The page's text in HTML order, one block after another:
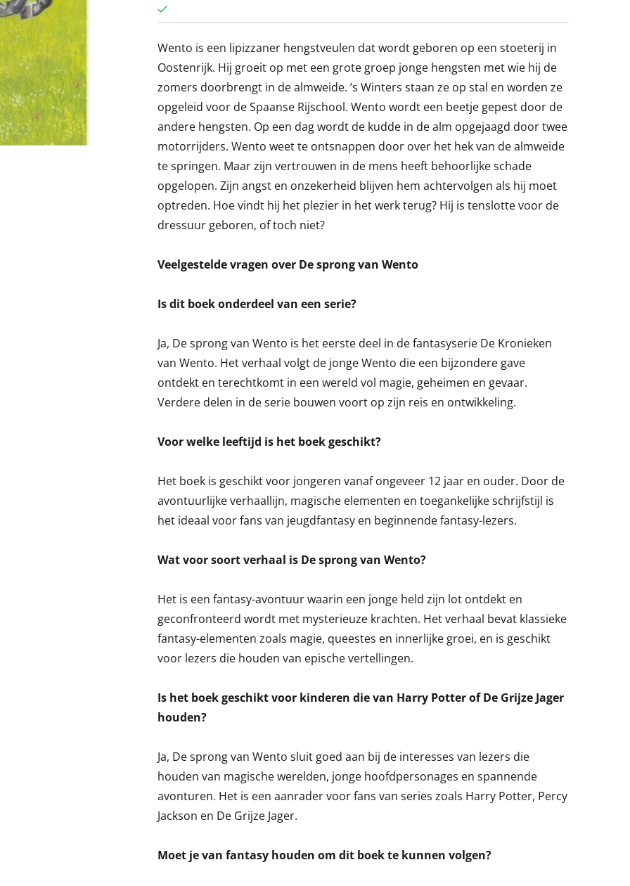
Wento is een lipizzaner hengstveulen dat wordt geboren op een stoeterij in
Oostenrijk. Hij groeit op met een grote groep jonge hengsten met wie hij de
zomers doorbrengt in de almweide. ’s Winters staan ze op stal en worden ze
opgeleid voor de Spaanse Rijschool. Wento wordt een beetje gepest door de
andere hengsten. Op een dag wordt de kudde in de alm opgejaagd door twee
motorrijders. Wento weet te ontsnappen door over het hek van de almweide
te springen. Maar zijn vertrouwen in de mens heeft behoorlijke schade
opgelopen. Zijn angst en onzekerheid blijven hem achtervolgen als hij moet
optreden. Hoe vindt hij het plezier in het werk terug? Hij is tenslotte voor de
dressuur geboren, of toch niet?
Veelgestelde vragen over De sprong van Wento
Is dit boek onderdeel van een serie?
Ja, De sprong van Wento is het eerste deel in de fantasyserie De Kronieken
van Wento. Het verhaal volgt de jonge Wento die een bijzondere gave
ontdekt en terechtkomt in een wereld vol magie, geheimen en gevaar.
Verdere delen in de serie bouwen voort op zijn reis en ontwikkeling.
Voor welke leeftijd is het boek geschikt?
Het boek is geschikt voor jongeren vanaf ongeveer 12 jaar en ouder. Door de
avontuurlijke verhaallijn, magische elementen en toegankelijke schrijfstijl is
het ideaal voor fans van jeugdfantasy en beginnende fantasy-lezers.
Wat voor soort verhaal is De sprong van Wento?
Het is een fantasy-avontuur waarin een jonge held zijn lot ontdekt en
geconfronteerd wordt met mysterieuze krachten. Het verhaal bevat klassieke
fantasy-elementen zoals magie, queestes en innerlijke groei, en is geschikt
voor lezers die houden van epische vertellingen.
Is het boek geschikt voor kinderen die van Harry Potter of De Grijze Jager
houden?
Ja, De sprong van Wento sluit goed aan bij de interesses van lezers die
houden van magische werelden, jonge hoofdpersonages en spannende
avonturen. Het is een aanrader voor fans van series zoals Harry Potter, Percy
Jackson en De Grijze Jager.
Moet je van fantasy houden om dit boek te kunnen volgen?